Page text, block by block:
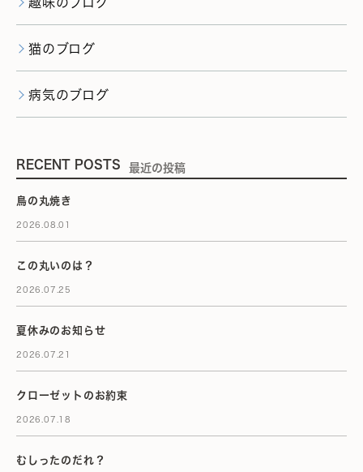
猫のブログ
病気のブログ
RECENT POSTS 最近の投稿
鳥の丸焼き
2026.08.01
この丸いのは？
2026.07.25
夏休みのお知らせ
2026.07.21
クローゼットのお約束
2026.07.18
むしったのだれ？